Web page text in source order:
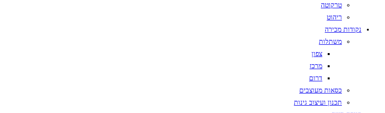
טרקוטה
ריהוט
נקודות מכירה
משתלות
צפון
מרכז
דרום
כסאות מעוצבים
תכנון ועיצוב גינות